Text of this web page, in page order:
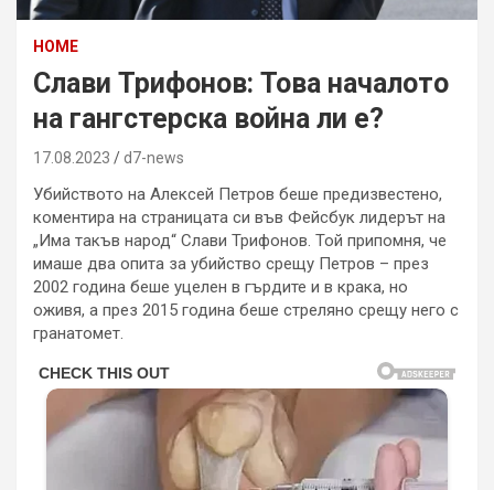
HOME
Слави Трифонов: Това началото
на гангстерска война ли е?
17.08.2023 d7-news
Убийството на Алексей Петров беше предизвестено,
коментира на страницата си във Фейсбук лидерът на
„Има такъв народ“ Слави Трифонов. Той припомня, че
имаше два опита за убийство срещу Петров – през
2002 година беше уцелен в гърдите и в крака, но
оживя, а през 2015 година беше стреляно срещу него с
гранатомет.